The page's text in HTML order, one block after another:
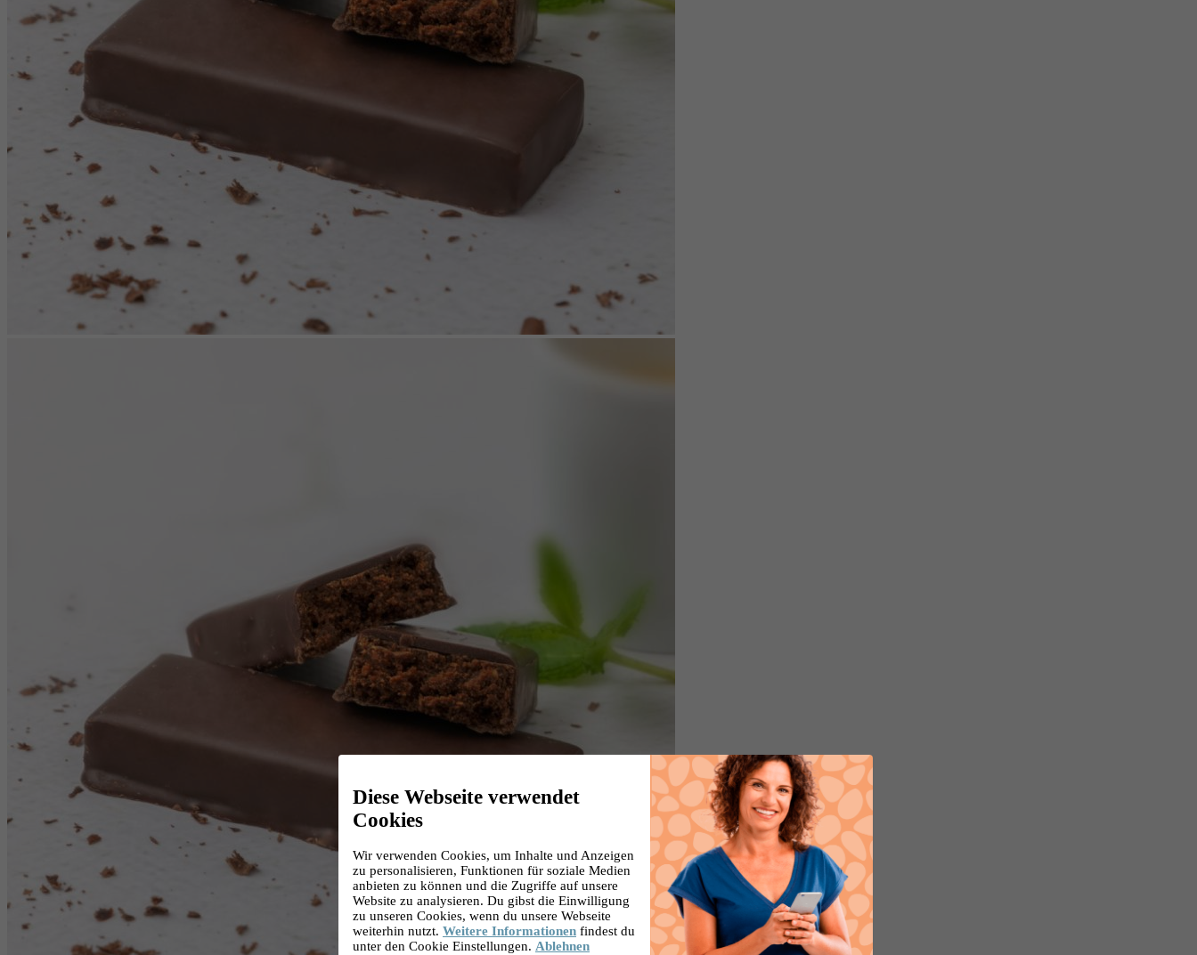
Diese Webseite verwendet
Cookies
Wir verwenden Cookies, um Inhalte und Anzeigen
zu personalisieren, Funktionen für soziale Medien
anbieten zu können und die Zugriffe auf unsere
Website zu analysieren. Du gibst die Einwilligung
zu unseren Cookies, wenn du unsere Webseite
weiterhin nutzt. Weitere Informationen findest du
unter den Cookie Einstellungen. Ablehnen